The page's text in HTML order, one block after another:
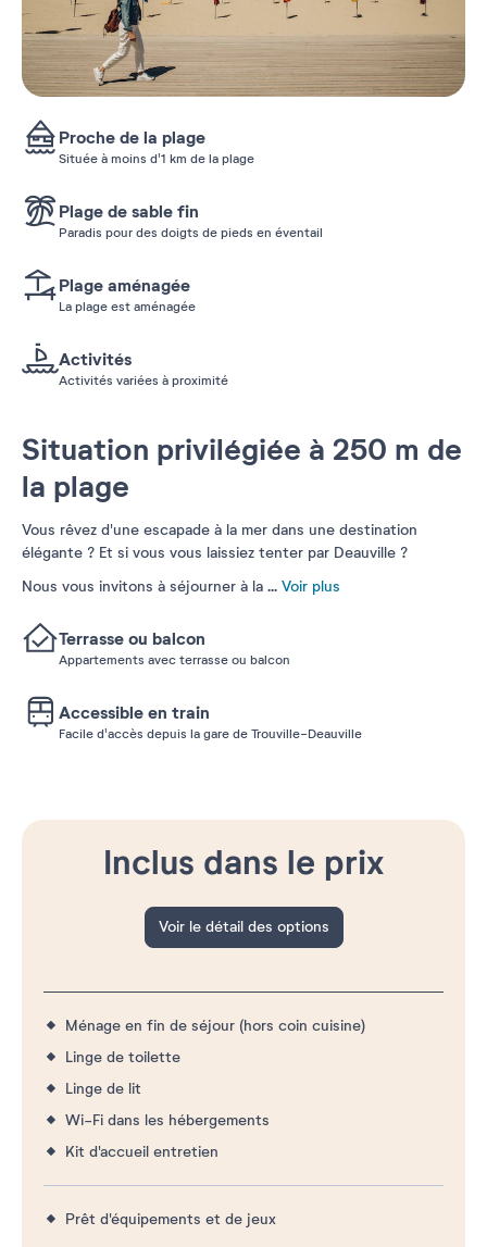
Proche de la plage
Située à moins d'1 km de la plage
Plage de sable fin
Paradis pour des doigts de pieds en éventail
Plage aménagée
La plage est aménagée
Activités
Activités variées à proximité
Situation privilégiée à 250 m de
la plage
Vous rêvez d'une escapade à la mer dans une destination
élégante ? Et si vous vous laissiez tenter par Deauville ?
Nous vous invitons à séjourner à la ... Voir plus
Terrasse ou balcon
Appartements avec terrasse ou balcon
Accessible en train
Facile d'accès depuis la gare de Trouville-Deauville
Inclus dans le prix
Voir le détail des options
Ménage en fin de séjour (hors coin cuisine)
Linge de toilette
Linge de lit
Wi-Fi dans les hébergements
Kit d'accueil entretien
Prêt d'équipements et de jeux